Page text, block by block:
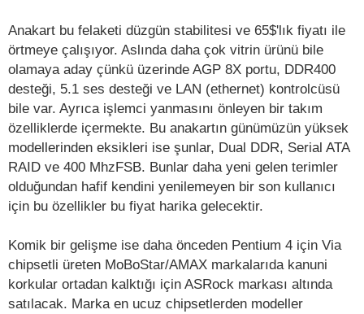
Anakart bu felaketi düzgün stabilitesi ve 65$'lık fiyatı ile
örtmeye çalışıyor. Aslında daha çok vitrin ürünü bile
olamaya aday çünkü üzerinde AGP 8X portu, DDR400
desteği, 5.1 ses desteği ve LAN (ethernet) kontrolcüsü
bile var. Ayrıca işlemci yanmasını önleyen bir takım
özelliklerde içermekte. Bu anakartın günümüzün yüksek
modellerinden eksikleri ise şunlar, Dual DDR, Serial ATA
RAID ve 400 MhzFSB. Bunlar daha yeni gelen terimler
olduğundan hafif kendini yenilemeyen bir son kullanıcı
için bu özellikler bu fiyat harika gelecektir.
Komik bir gelişme ise daha önceden Pentium 4 için Via
chipsetli üreten MoBoStar/AMAX markalarıda kanuni
korkular ortadan kalktığı için ASRock markası altında
satılacak. Marka en ucuz chipsetlerden modeller